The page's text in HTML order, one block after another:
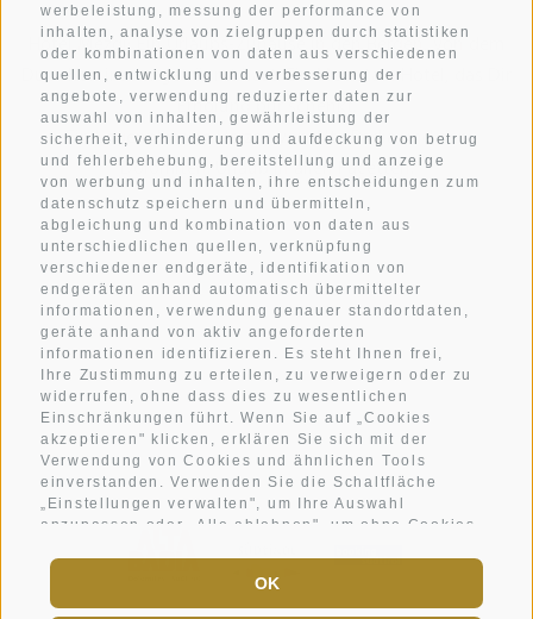
werbeleistung, messung der performance von
inhalten, analyse von zielgruppen durch statistiken
oder kombinationen von daten aus verschiedenen
quellen, entwicklung und verbesserung der
angebote, verwendung reduzierter daten zur
auswahl von inhalten, gewährleistung der
sicherheit, verhinderung und aufdeckung von betrug
und fehlerbehebung, bereitstellung und anzeige
von werbung und inhalten, ihre entscheidungen zum
datenschutz speichern und übermitteln,
abgleichung und kombination von daten aus
unterschiedlichen quellen, verknüpfung
verschiedener endgeräte, identifikation von
endgeräten anhand automatisch übermittelter
informationen, verwendung genauer standortdaten,
geräte anhand von aktiv angeforderten
informationen identifizieren. Es steht Ihnen frei,
Ihre Zustimmung zu erteilen, zu verweigern oder zu
widerrufen, ohne dass dies zu wesentlichen
Einschränkungen führt. Wenn Sie auf „Cookies
akzeptieren" klicken, erklären Sie sich mit der
Verwendung von Cookies und ähnlichen Tools
einverstanden. Verwenden Sie die Schaltfläche
„Einstellungen verwalten", um Ihre Auswahl
anzupassen oder „Alle ablehnen", um ohne Cookies
Sie können Ihre Einstellungen jederzeit ändern,
indem Sie auf den Link „Cookie-Einstellungen"
unten auf der Seite oder auf das Schildsymbol
OK
Hotel Mezdi: Ein Urlaubs-Zuhause in den Bergen, von dem
Du schon immer geträumt hast. Ein Mountain Hotel, das Dir
Erholung pur schenkt.
Ein Logenplatz im Herzen von Alta Badia und den
Dolomiten. Urlaub in allen Facetten.
ZIMMER
GENUSS
WELLNESS
AKTIV
WETTER
GALERIE